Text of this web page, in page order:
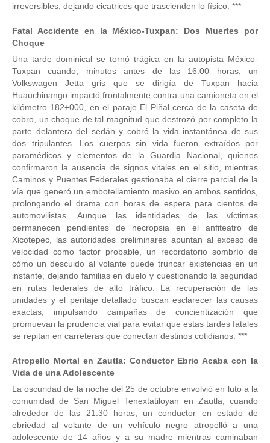
irreversibles, dejando cicatrices que trascienden lo físico. ***
Fatal Accidente en la México-Tuxpan: Dos Muertes por
Choque
Una tarde dominical se tornó trágica en la autopista México-
Tuxpan cuando, minutos antes de las 16:00 horas, un
Volkswagen Jetta gris que se dirigía de Tuxpan hacia
Huauchinango impactó frontalmente contra una camioneta en el
kilómetro 182+000, en el paraje El Piñal cerca de la caseta de
cobro, un choque de tal magnitud que destrozó por completo la
parte delantera del sedán y cobró la vida instantánea de sus
dos tripulantes. Los cuerpos sin vida fueron extraídos por
paramédicos y elementos de la Guardia Nacional, quienes
confirmaron la ausencia de signos vitales en el sitio, mientras
Caminos y Puentes Federales gestionaba el cierre parcial de la
vía que generó un embotellamiento masivo en ambos sentidos,
prolongando el drama con horas de espera para cientos de
automovilistas. Aunque las identidades de las víctimas
permanecen pendientes de necropsia en el anfiteatro de
Xicotepec, las autoridades preliminares apuntan al exceso de
velocidad como factor probable, un recordatorio sombrío de
cómo un descuido al volante puede truncar existencias en un
instante, dejando familias en duelo y cuestionando la seguridad
en rutas federales de alto tráfico. La recuperación de las
unidades y el peritaje detallado buscan esclarecer las causas
exactas, impulsando campañas de concientización que
promuevan la prudencia vial para evitar que estas tardes fatales
se repitan en carreteras que conectan destinos cotidianos. ***
Atropello Mortal en Zautla: Conductor Ebrio Acaba con la
Vida de una Adolescente
La oscuridad de la noche del 25 de octubre envolvió en luto a la
comunidad de San Miguel Tenextatiloyan en Zautla, cuando
alrededor de las 21:30 horas, un conductor en estado de
ebriedad al volante de un vehículo negro atropelló a una
adolescente de 14 años y a su madre mientras caminaban